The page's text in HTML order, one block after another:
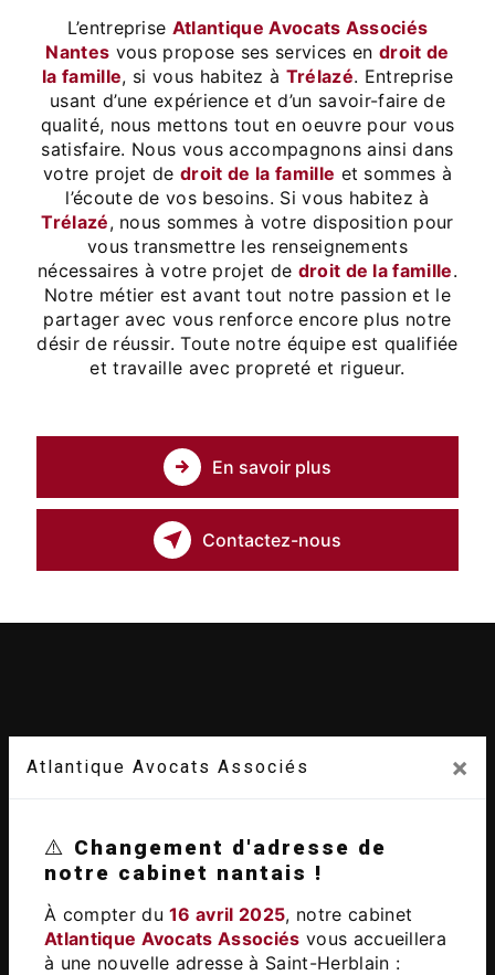
Atlantique Avocats Associés ×
⚠️ Changement d'adresse de
notre cabinet nantais !
À compter du16 avril 2025, notre cabinet
Atlantique Avocats Associés vous accueillera
à une nouvelle adresse à Saint-Herblain :​
L’entreprise Atlantique Avocats Associés
Nantes vous propose ses services en droit de
la famille, si vous habitez à Trélazé. Entreprise
usant d’une expérience et d’un savoir-faire de
qualité, nous mettons tout en oeuvre pour vous
satisfaire. Nous vous accompagnons ainsi dans
votre projet dedroit de la famille et sommes à
l’écoute de vos besoins. Si vous habitez à
Trélazé, nous sommes à votre disposition pour
vous transmettre les renseignements
nécessaires à votre projet de droit de la famille.
Notre métier est avant tout notre passion et le
partager avec vous renforce encore plus notre
désir de réussir. Toute notre équipe est qualifiée
et travaille avec propreté et rigueur.
En savoir plus
Contactez-nous
Adresse
Herblain